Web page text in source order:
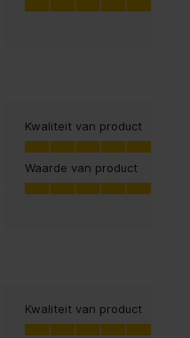
Kwaliteit van product
Kwaliteit van product, 5.0 van 5
Waarde van product
Waarde van product, 5.0 van 5
Kwaliteit van product
Kwaliteit van product, 5.0 van 5